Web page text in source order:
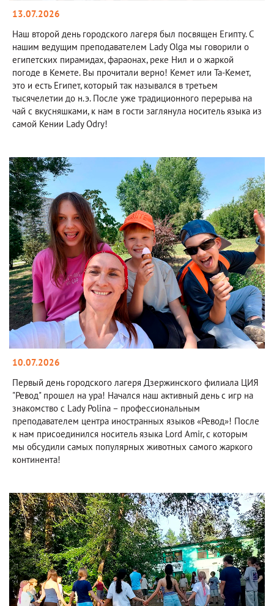
13.07.2026
Наш второй день городского лагеря был посвящен Египту. С
нашим ведущим преподавателем Lady Olga мы говорили о
египетских пирамидах, фараонах, реке Нил и о жаркой
погоде в Кемете. Вы прочитали верно! Кемет или Та-Кемет,
это и есть Египет, который так назывался в третьем
тысячелетии до н.э. После уже традиционного перерыва на
чай с вкусняшками, к нам в гости заглянула носитель языка из
самой Кении Lady Odry!
10.07.2026
Первый день городского лагеря Дзержинского филиала ЦИЯ
"Ревод" прошел на ура! Начался наш активный день с игр на
знакомство с Lady Polina – профессиональным
преподавателем центра иностранных языков «Ревод»! После
к нам присоединился носитель языка Lord Amir, с которым
мы обсудили самых популярных животных самого жаркого
континента!